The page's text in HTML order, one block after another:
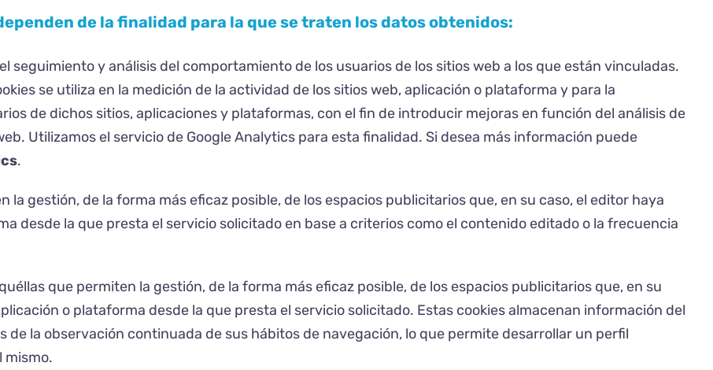
de la finalidad para la que se traten los datos obtenidos:
seguimiento y análisis del comportamiento de los usuarios de los sitios web a los que están vinculadas.
se utiliza en la medición de la actividad de los sitios web, aplicación o plataforma y para la
de dichos sitios, aplicaciones y plataformas, con el fin de introducir mejoras en función del análisis de
Utilizamos el servicio de Google Analytics para esta finalidad. Si desea más información puede
.
la gestión, de la forma más eficaz posible, de los espacios publicitarios que, en su caso, el editor haya
desde la que presta el servicio solicitado en base a criterios como el contenido editado o la frecuencia
que permiten la gestión, de la forma más eficaz posible, de los espacios publicitarios que, en su
o plataforma desde la que presta el servicio solicitado. Estas cookies almacenan información del
la observación continuada de sus hábitos de navegación, lo que permite desarrollar un perfil
mismo.